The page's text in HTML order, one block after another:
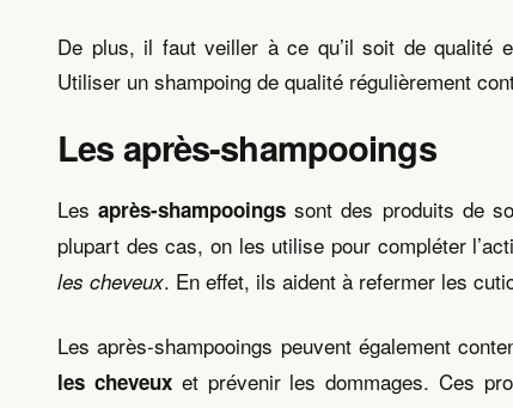
De plus, il faut veiller à ce qu’il soit de qualité
Utiliser un shampoing de qualité régulièrement
Les après-shampooings
Lesaprès-shampooings sont des produits de
plupart des cas, on les utilise pour compléter
les cheveux. En effet, ils aident à refermer les
Les après-shampooings peuvent également
les cheveuxet prévenir les dommages. Ces